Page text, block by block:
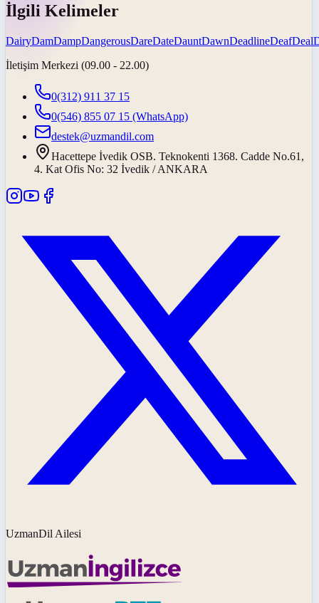
İlgili Kelimeler
DairyDamDampDangerousDareDateDauntDawnDeadlineDeafDeal
İletişim Merkezi (09.00 - 22.00)
0(312) 911 37 15
0(546) 855 07 15 (WhatsApp)
destek@uzmandil.com
Hacettepe İvedik OSB. Teknokenti 1368. Cadde No.61,
4. Kat Ofis No: 32 İvedik / ANKARA
UzmanDil Ailesi